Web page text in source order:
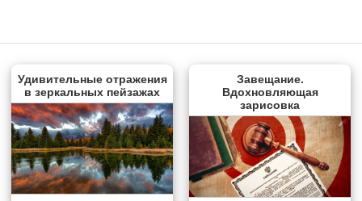
Удивительные отражения
в зеркальных пейзажах
Завещание.
Вдохновляющая
зарисовка